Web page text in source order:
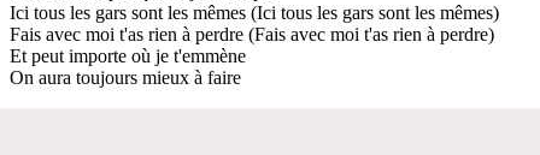
Ici tous les gars sont les mêmes (Ici tous les gars sont les mêmes)
Fais avec moi t'as rien à perdre (Fais avec moi t'as rien à perdre)
Et peut importe où je t'emmène
On aura toujours mieux à faire